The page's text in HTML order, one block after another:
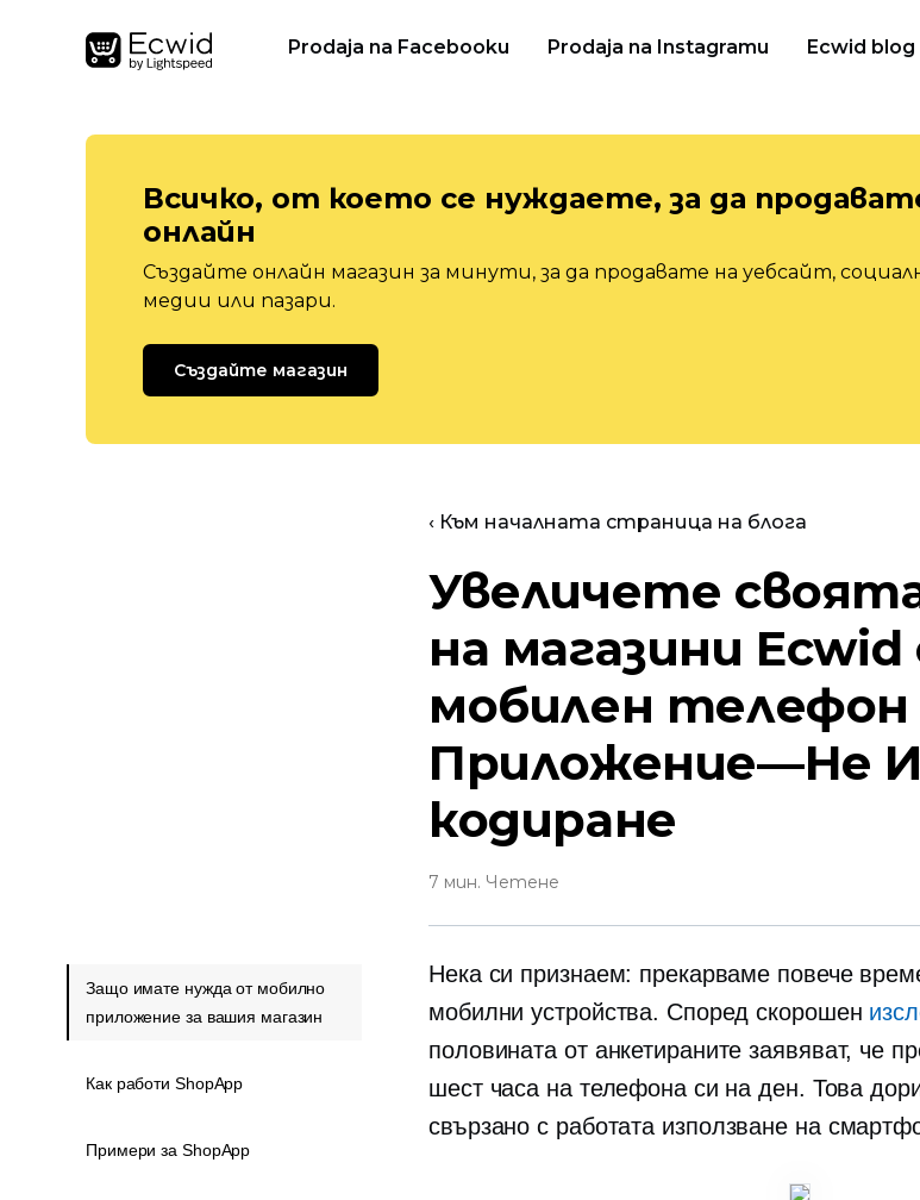
Prodaja na Facebooku Prodaja na Instagramu Ecwid blog
Всичко, от което се нуждаете, за да
онлайн
Създайте онлайн магазин за минути, за да продавате на уебсайт,
медии или пазари.
Създайте магазин
‹ Към началната страница на блога
Увеличете
на магазини Ecwid
мобилен телефон
Приложение—Не
кодиране
7 мин. Четене
Нека си признаем: прекарваме повече
мобилни устройства. Според скорошен
половината от анкетираните заявяват, че
шест часа на телефона си на ден. Това
свързано с работата използване на
Защо имате нужда от мобилно
приложение за вашия магазин
Как работи ShopApp
Примери за ShopApp